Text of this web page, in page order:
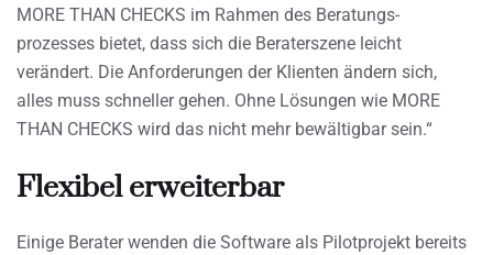
MORE THAN CHECKS im Rahmen des Beratungs-
prozesses bietet, dass sich die Beraterszene leicht
verändert. Die Anforderungen der Klienten ändern sich,
alles muss schneller gehen. Ohne Lösungen wie MORE
THAN CHECKS wird das nicht mehr bewältigbar sein.“
Flexibel erweiterbar
Einige Berater wenden die Software als Pilotprojekt bereits